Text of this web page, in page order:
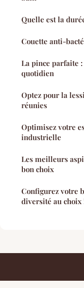
Quelle est la
Couette anti-
La pince parfaite
quotidien
Optez pour la
réunies
Optimisez votre
industrielle
Les meilleurs
bon choix
Configurez votre
diversité au choix
Conseils De